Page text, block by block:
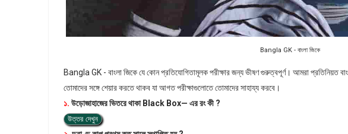
Bangla GK - বাংলা জিকে
Bangla GK - বাংলা জিকে যে কোন প্রতিযোগিতামূলক পরীক্ষার জন্য ভীষণ গুরুত্বপূর্ণ। আমরা
তোমাদের সঙ্গে শেয়ার করতে থাকব যা আগত পরীক্ষাগুলোতে তোমাদের সাহায্য করবে।
১. উড়োজাহাজের ভিতরে থাকা Black Box— এর রং কী ?
উত্তর দেখুন